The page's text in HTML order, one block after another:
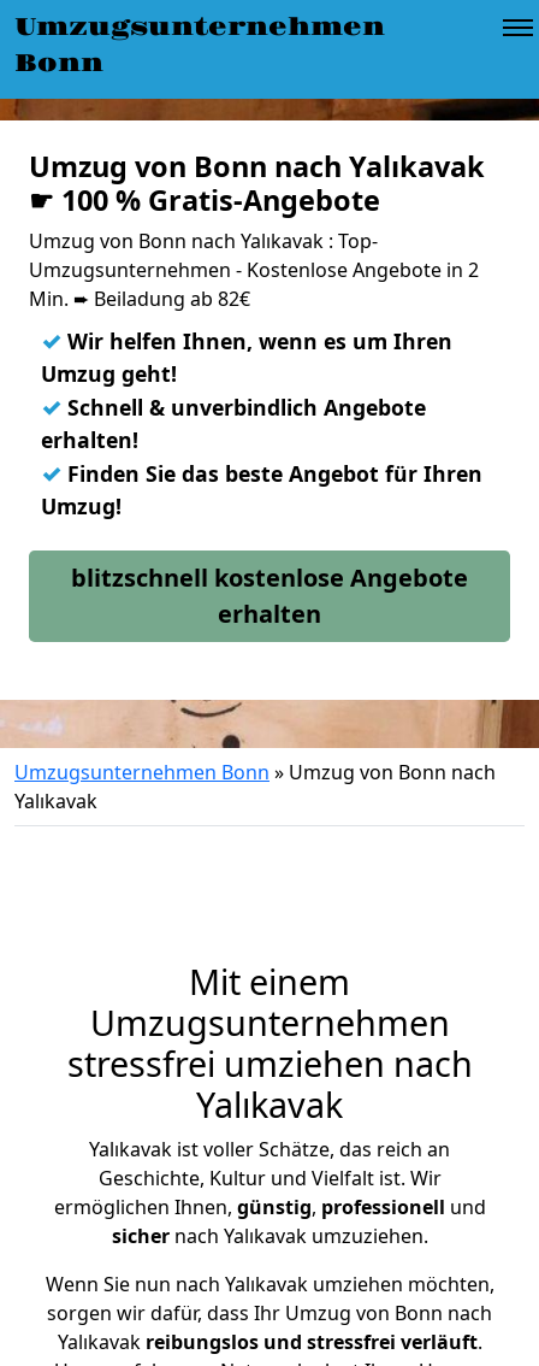
Umzugsunternehmen
Bonn
Umzug von Bonn nach Yalıkavak
☛ 100 % Gratis-Angebote
Umzug von Bonn nach Yalıkavak : Top-
Umzugsunternehmen - Kostenlose Angebote in 2
Min. ➨ Beiladung ab 82€
✓ Wir helfen Ihnen, wenn es um Ihren
Umzug geht!
✓ Schnell & unverbindlich Angebote
erhalten!
✓ Finden Sie das beste Angebot für Ihren
Umzug!
blitzschnell kostenlose Angebote
erhalten
Umzugsunternehmen Bonn » Umzug von Bonn nach
Yalıkavak
Mit einem
Umzugsunternehmen
stressfrei umziehen nach
Yalıkavak
Yalıkavak ist voller Schätze, das reich an
Geschichte, Kultur und Vielfalt ist. Wir
ermöglichen Ihnen, günstig, professionell und
sichernach Yalıkavak umzuziehen.
Wenn Sie nun nach Yalıkavak umziehen möchten,
sorgen wir dafür, dass Ihr Umzug von Bonn nach
Yalıkavak reibungslos und stressfrei verläuft.